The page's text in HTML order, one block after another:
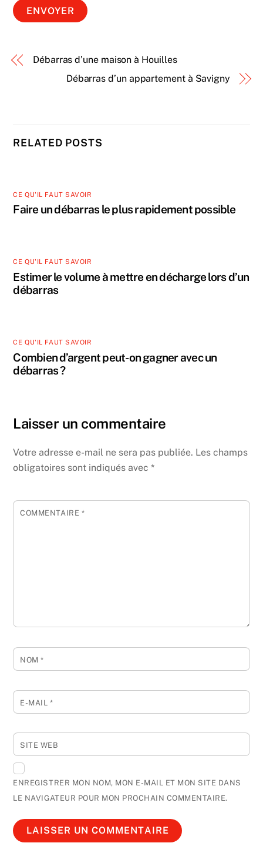
Débarras d’une maison à Houilles
Débarras d’un appartement à Savigny
RELATED POSTS
CE QU'IL FAUT SAVOIR
Faire un débarras le plus rapidement possible
CE QU'IL FAUT SAVOIR
Estimer le volume à mettre en décharge lors d’un
débarras
CE QU'IL FAUT SAVOIR
Combien d’argent peut-on gagner avec un
débarras ?
Laisser un commentaire
Votre adresse e-mail ne sera pas publiée. Les champs
obligatoires sont indiqués avec*
COMMENTAIRE *
NOM*
E-MAIL *
SITE WEB
ENREGISTRER MON NOM, MON E-MAIL ET MON SITE DANS
LE NAVIGATEUR POUR MON PROCHAIN COMMENTAIRE.